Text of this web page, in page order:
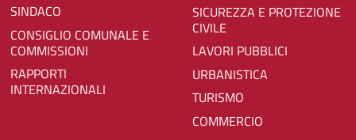
SINDACO
CONSIGLIO COMUNALE E
COMMISSIONI
RAPPORTI
INTERNAZIONALI
SICUREZZA E PROTEZIONE
CIVILE
LAVORI PUBBLICI
URBANISTICA
TURISMO
COMMERCIO